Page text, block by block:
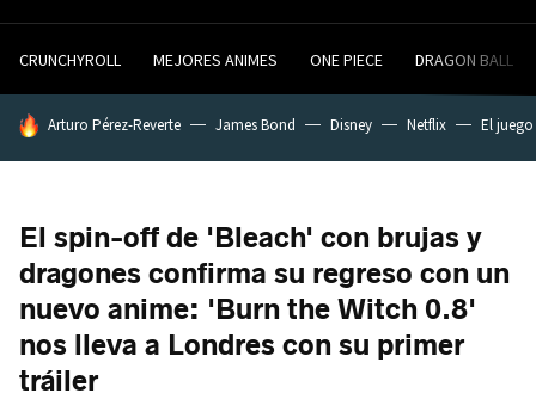
CRUNCHYROLL MEJORES ANIMES ONE PIECE DRAGON BALL
HOY SE HABLA DE
Arturo Pérez-Reverte James Bond Disney Netflix El
El spin-off de 'Bleach' con brujas y
dragones confirma su regreso con un
nuevo anime: 'Burn the Witch 0.8'
nos lleva a Londres con su primer
tráiler